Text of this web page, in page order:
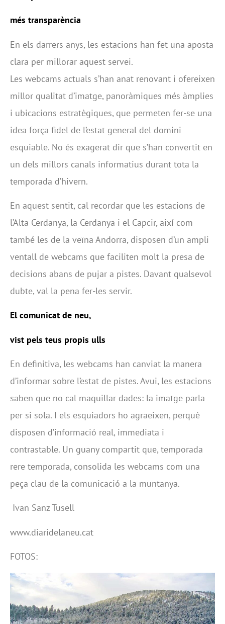
més transparència
En els darrers anys, les estacions han fet una aposta
clara per millorar aquest servei.
Les webcams actuals s’han anat renovant i ofereixen
millor qualitat d’imatge, panoràmiques més àmplies
i ubicacions estratègiques, que permeten fer-se una
idea força fidel de l’estat general del domini
esquiable. No és exagerat dir que s’han convertit en
un dels millors canals informatius durant tota la
temporada d’hivern.
En aquest sentit, cal recordar que les estacions de
l’Alta Cerdanya, la Cerdanya i el Capcir, així com
també les de la veïna Andorra, disposen d’un ampli
ventall de webcams que faciliten molt la presa de
decisions abans de pujar a pistes. Davant qualsevol
dubte, val la pena fer-les servir.
El comunicat de neu,
vist pels teus propis ulls
En definitiva, les webcams han canviat la manera
d’informar sobre l’estat de pistes. Avui, les estacions
saben que no cal maquillar dades: la imatge parla
per si sola. I els esquiadors ho agraeixen, perquè
disposen d’informació real, immediata i
contrastable. Un guany compartit que, temporada
rere temporada, consolida les webcams com una
peça clau de la comunicació a la muntanya.
Ivan Sanz Tusell
www.diaridelaneu.cat
FOTOS: